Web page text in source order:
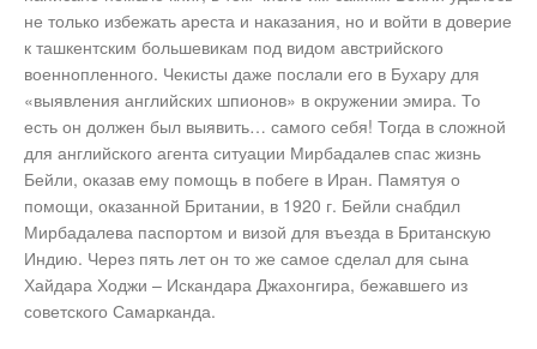
не только избежать ареста и наказания, но и войти в доверие
к ташкентским большевикам под видом австрийского
военнопленного. Чекисты даже послали его в Бухару для
«выявления английских шпионов» в окружении эмира. То
есть он должен был выявить… самого себя! Тогда в сложной
для английского агента ситуации Мирбадалев спас жизнь
Бейли, оказав ему помощь в побеге в Иран. Памятуя о
помощи, оказанной Британии, в 1920 г. Бейли снабдил
Мирбадалева паспортом и визой для въезда в Британскую
Индию. Через пять лет он то же самое сделал для сына
Хайдара Ходжи – Искандара Джахонгира, бежавшего из
советского Самарканда.